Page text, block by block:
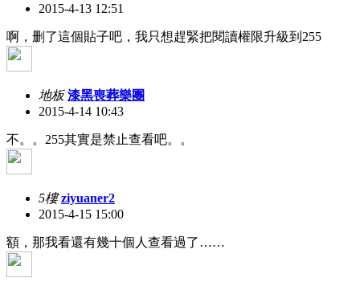
2015-4-13 12:51
啊，删了這個貼子吧，我只想趕緊把閱讀權限升級到255
地板 漆黑喪葬樂團
2015-4-14 10:43
不。。255其實是禁止查看吧。。
5樓 ziyuaner2
2015-4-15 15:00
額，那我看還有幾十個人查看過了……